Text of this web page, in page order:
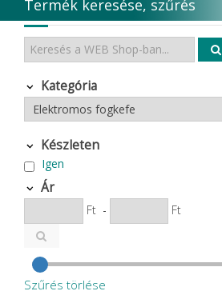
Termék keresése, szűrés
Kategória
Készleten
Igen
Ár
Ft - Ft
Szűrés törlése